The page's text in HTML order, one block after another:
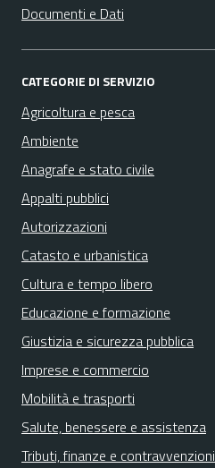
Documenti e Dati
CATEGORIE DI SERVIZIO
Agricoltura e pesca
Ambiente
Anagrafe e stato civile
Appalti pubblici
Autorizzazioni
Catasto e urbanistica
Cultura e tempo libero
Educazione e formazione
Giustizia e sicurezza pubblica
Imprese e commercio
Mobilità e trasporti
Salute, benessere e assistenza
Tributi, finanze e contravvenzioni